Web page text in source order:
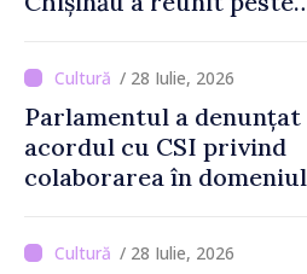
de-a șasea ediție
/ 28 Iulie, 2026
Parlamentul a denunțat
acordul cu CSI privind
colaborarea în domeniul
/ 28 Iulie, 2026